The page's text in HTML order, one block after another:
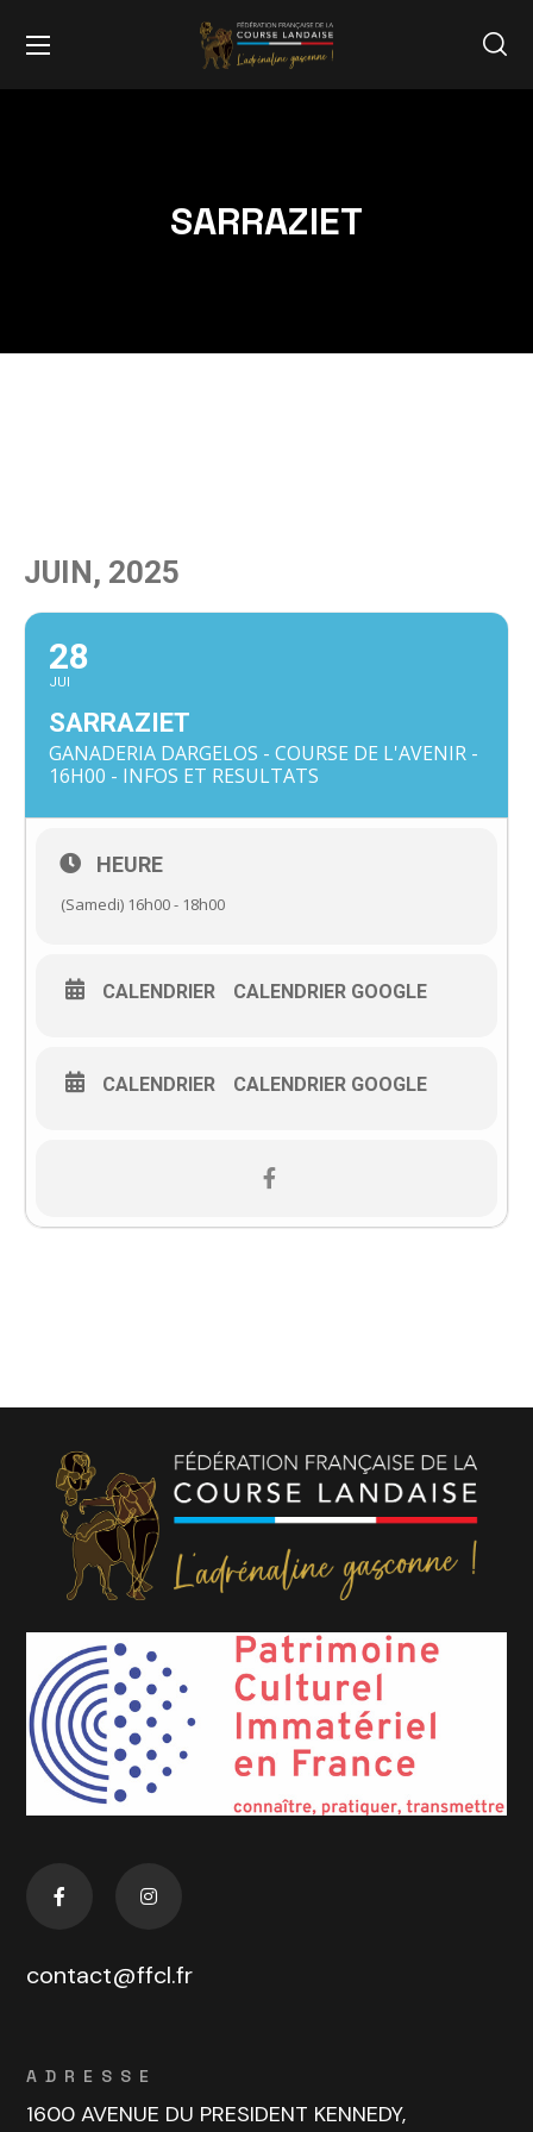
SARRAZIET
JUIN, 2025
28
JUI
SARRAZIET
GANADERIA DARGELOS - COURSE DE L'AVENIR -
16H00 - INFOS ET RESULTATS
HEURE
(Samedi) 16h00 - 18h00
CALENDRIER CALENDRIER GOOGLE
CALENDRIER CALENDRIER GOOGLE
contact@ffcl.fr
ADRESSE
1600 AVENUE DU PRESIDENT KENNEDY,